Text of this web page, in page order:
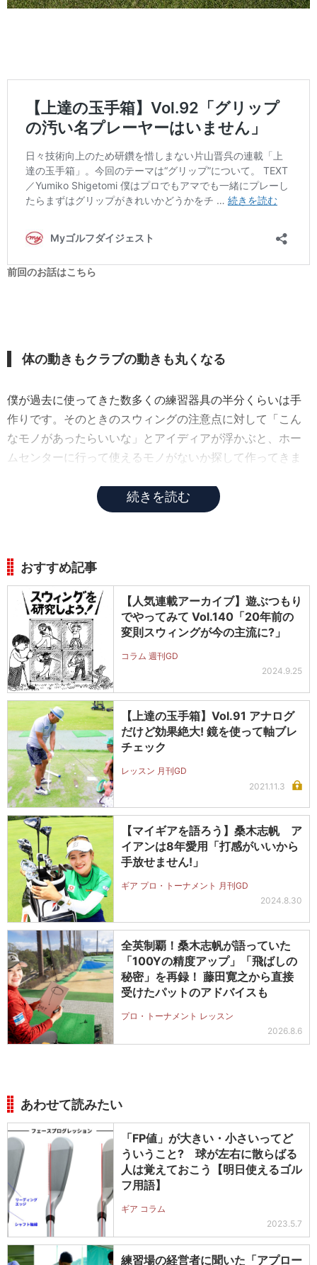
前回のお話はこちら
体の動きもクラブの動きも丸くなる
僕が過去に使ってきた数多くの練習器具の半分くらいは手
作りです。そのときのスウィングの注意点に対して「こん
なモノがあったらいいな」とアイディアが浮かぶと、ホー
ムセンターに行って使えるモノがないか探して作ってきま
続きを読む
おすすめ記事
【人気連載アーカイブ】遊ぶつもり
でやってみて Vol.140「20年前の
変則スウィングが今の主流に?」
コラム 週刊GD
2024.9.25
【上達の玉手箱】Vol.91 アナログ
だけど効果絶大! 鏡を使って軸ブレ
チェック
レッスン 月刊GD
2021.11.3
【マイギアを語ろう】桑木志帆 ア
イアンは8年愛用「打感がいいから
手放せません!」
ギア プロ・トーナメント 月刊GD
2024.8.30
全英制覇！桑木志帆が語っていた
「100Yの精度アップ」「飛ばしの
秘密」を再録！ 藤田寛之から直接
受けたパットのアドバイスも
プロ・トーナメント レッスン
2026.8.6
あわせて読みたい
「FP値」が大きい・小さいってど
ういうこと? 球が左右に散らばる
人は覚えておこう【明日使えるゴル
フ用語】
ギア コラム
2023.5.7
練習場の経営者に聞いた「アプロー